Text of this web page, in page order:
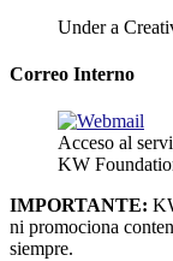
Under a
Correo Interno
Acceso al
KW
IMPORTANTE:
ni promociona
siempre.